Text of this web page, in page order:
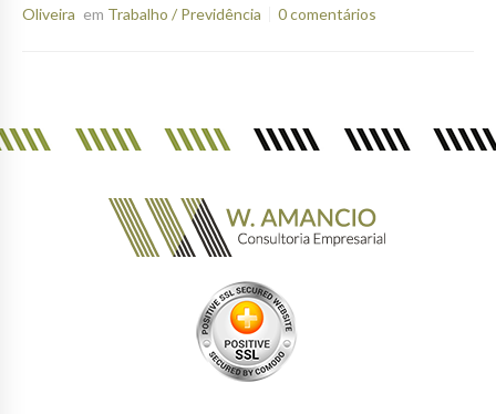
Oliveira em Trabalho / Previdência 0 comentários